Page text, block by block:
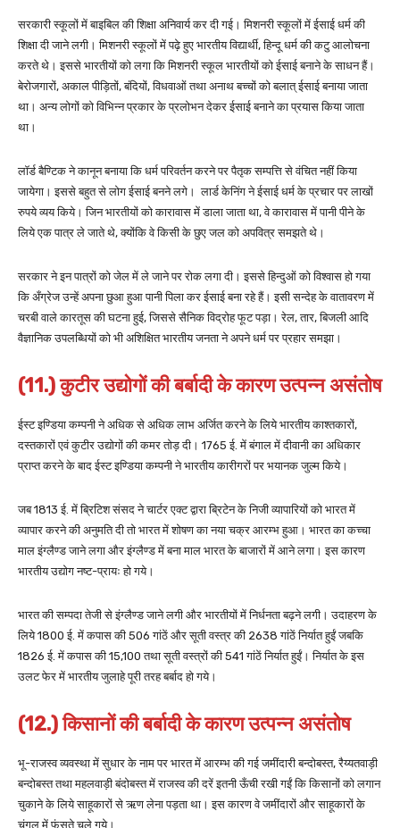
सरकारी स्कूलों में बाइबिल की शिक्षा अनिवार्य कर दी गई। मिशनरी स्कूलों में ईसाई धर्म की
शिक्षा दी जाने लगी। मिशनरी स्कूलों में पढ़े हुए भारतीय विद्यार्थी, हिन्दू धर्म की कटु आलोचना
करते थे। इससे भारतीयों को लगा कि मिशनरी स्कूल भारतीयों को ईसाई बनाने के साधन हैं।
बेरोजगारों, अकाल पीड़ितों, बंदियों, विधवाओं तथा अनाथ बच्चों को बलात् ईसाई बनाया जाता
था। अन्य लोगों को विभिन्न प्रकार के प्रलोभन देकर ईसाई बनाने का प्रयास किया जाता
था।
लॉर्ड बैण्टिक ने कानून बनाया कि धर्म परिवर्तन करने पर पैतृक सम्पत्ति से वंचित नहीं किया
जायेगा। इससे बहुत से लोग ईसाई बनने लगे। लार्ड केनिंग ने ईसाई धर्म के प्रचार पर लाखों
रुपये व्यय किये। जिन भारतीयों को कारावास में डाला जाता था, वे कारावास में पानी पीने के
लिये एक पात्र ले जाते थे, क्योंकि वे किसी के छुए जल को अपवित्र समझते थे।
सरकार ने इन पात्रों को जेल में ले जाने पर रोक लगा दी। इससे हिन्दुओं को विश्वास हो गया
कि अँग्रेज उन्हें अपना छुआ हुआ पानी पिला कर ईसाई बना रहे हैं। इसी सन्देह के वातावरण में
चरबी वाले कारतूस की घटना हुई, जिससे सैनिक विद्रोह फूट पड़ा। रेल, तार, बिजली आदि
वैज्ञानिक उपलब्धियों को भी अशिक्षित भारतीय जनता ने अपने धर्म पर प्रहार समझा।
(11.) कुटीर उद्योगों की बर्बादी के कारण उत्पन्न असंतोष
ईस्ट इण्डिया कम्पनी ने अधिक से अधिक लाभ अर्जित करने के लिये भारतीय काश्तकारों,
दस्तकारों एवं कुटीर उद्योगों की कमर तोड़ दी। 1765 ई. में बंगाल में दीवानी का अधिकार
प्राप्त करने के बाद ईस्ट इण्डिया कम्पनी ने भारतीय कारीगरों पर भयानक जुल्म किये।
जब 1813 ई. में ब्रिटिश संसद ने चार्टर एक्ट द्वारा ब्रिटेन के निजी व्यापारियों को भारत में
व्यापार करने की अनुमति दी तो भारत में शोषण का नया चक्र आरम्भ हुआ। भारत का कच्चा
माल इंग्लैण्ड जाने लगा और इंग्लैण्ड में बना माल भारत के बाजारों में आने लगा। इस कारण
भारतीय उद्योग नष्ट-प्रायः हो गये।
भारत की सम्पदा तेजी से इंग्लैण्ड जाने लगी और भारतीयों में निर्धनता बढ़ने लगी। उदाहरण के
लिये 1800 ई. में कपास की 506 गांठें और सूती वस्त्र की 2638 गांठें निर्यात हुईं जबकि
1826 ई. में कपास की 15,100 तथा सूती वस्त्रों की 541 गांठें निर्यात हुईं। निर्यात के इस
उलट फेर में भारतीय जुलाहे पूरी तरह बर्बाद हो गये।
(12.) किसानों की बर्बादी के कारण उत्पन्न असंतोष
भू-राजस्व व्यवस्था में सुधार के नाम पर भारत में आरम्भ की गई जमींदारी बन्दोबस्त, रैय्यतवाड़ी
बन्दोबस्त तथा महलवाड़ी बंदोबस्त में राजस्व की दरें इतनी ऊँची रखी गईं कि किसानों को लगान
चुकाने के लिये साहूकारों से ऋण लेना पड़ता था। इस कारण वे जमींदारों और साहूकारों के
चंगुल में फंसते चले गये।